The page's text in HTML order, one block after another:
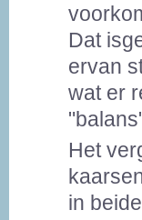
Dat
ervan
wat er
Het
in